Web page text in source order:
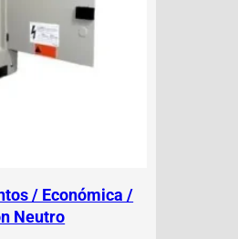
/ Económica /
Neutro